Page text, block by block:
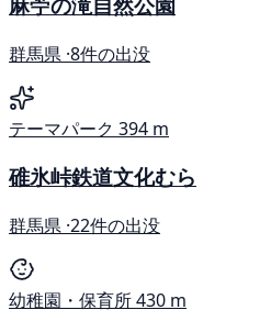
群馬県 ·8件の出没
テーマパーク 394 m
碓氷峠鉄道文化むら
群馬県 ·22件の出没
幼稚園・保育所430 m